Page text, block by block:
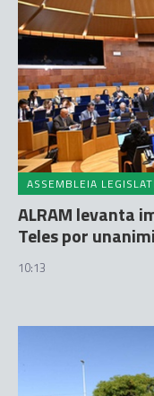
ASSEMBLEIA
ALRAM levanta
Teles por
10:13